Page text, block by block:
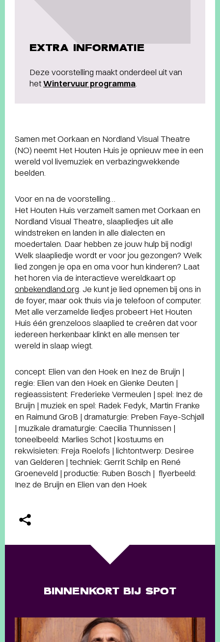
EXTRA INFORMATIE
Deze voorstelling maakt onderdeel uit van
hetWintervuur programma
Samen met Oorkaan en Nordland Visual Theatre
(NO) neemt Het Houten Huis je opnieuw mee in een
wereld vol livemuziek en verbazingwekkende
beelden.
Voor en na de voorstelling…
Het Houten Huis verzamelt samen met Oorkaan en
Nordland Visual Theatre, slaapliedjes uit alle
windstreken en landen in alle dialecten en
moedertalen. Daar hebben ze jouw hulp bij nodig!
Welk slaapliedje wordt er voor jou gezongen? Welk
lied zongen je opa en oma voor hun kinderen? Laat
het horen via de interactieve wereldkaart op
onbekendland.org . Je kunt je lied opnemen bij ons in
de foyer, maar ook thuis via je telefoon of computer.
Met alle verzamelde liedjes probeert Het Houten
Huis één grenzeloos slaaplied te creëren dat voor
iedereen herkenbaar klinkt en alle mensen ter
wereld in slaap wiegt.
concept: Elien van den Hoek en Inez de Bruijn |
regie: Elien van den Hoek en Gienke Deuten |
regieassistent: Frederieke Vermeulen | spel: Inez de
Bruijn | muziek en spel: Radek Fedyk, Martin Franke
en Raimund GroB | dramaturgie: Preben Faye-Schjøll
| muzikale dramaturgie: Caecilia Thunnissen |
toneelbeeld: Marlies Schot | kostuums en
rekwisieten: Freja Roelofs | lichtontwerp: Desiree
van Gelderen | techniek: Gerrit Schilp en René
Groeneveld | productie: Ruben Bosch | flyerbeeld:
Inez de Bruijn en Elien van den Hoek
BINNENKORT BIJ SPOT